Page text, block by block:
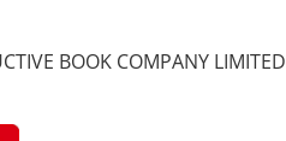
BOOK COMPANY LIMITED